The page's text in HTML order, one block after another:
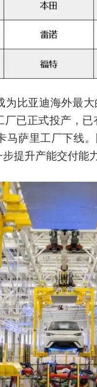
比亚迪海外最大
厂已正式投产，已
马萨里工厂下线
提升产能交付能力